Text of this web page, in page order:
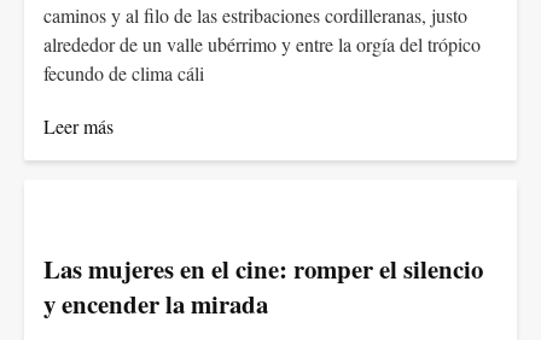
caminos y al filo de las estribaciones cordilleranas, justo
alrededor de un valle ubérrimo y entre la orgía del trópico
fecundo de clima cáli
Leer más
Las mujeres en el cine: romper el silencio
y encender la mirada